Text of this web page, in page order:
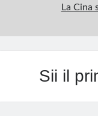
La Cina
Sii il